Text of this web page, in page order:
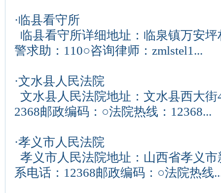
·临县看守所
临县看守所详细地址：临泉镇万安
警求助：110○咨询律师：zmlstel1...
·文水县人民法院
文水县人民法院地址：文水县西大
2368邮政编码：○法院热线：12368...
·孝义市人民法院
孝义市人民法院地址：山西省孝义
系电话：12368邮政编码：○法院热线